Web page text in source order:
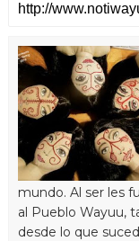
mundo. Al ser les
al Pueblo Wayuu,
desde lo que